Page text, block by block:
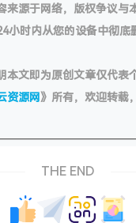
来源于网络，版权争议与
小时内从您的设备中彻底
本文即为原创文章仅代表
资源网》所有，欢迎转载
THE END